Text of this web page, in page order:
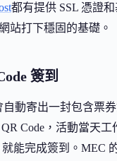
都有提供 SSL 憑證
站打下穩固的基礎。
簽到
自動寄出一封包含票
Code，活動當天工
就能完成簽到。MEC